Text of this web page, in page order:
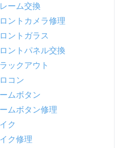
ーム交換
ントカメラ修理
ントガラス
ントパネル交換
ックアウト
コン
ムボタン
ムボタン修理
ク
ク修理